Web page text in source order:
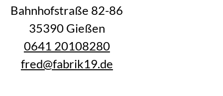
Bahnhofstraße 82-86
35390 Gießen
0641 20108280
fred@fabrik19.de